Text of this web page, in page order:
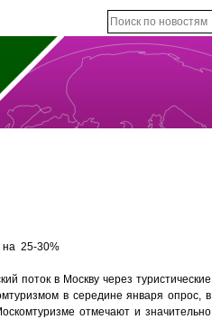
на 25-30%
поток в Москву через туристические
в середине января опрос, в
отмечают и значительно